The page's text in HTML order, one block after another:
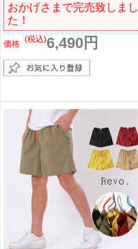
おかげさまで完売致しまし
た！
価格 6,490円
(税込)